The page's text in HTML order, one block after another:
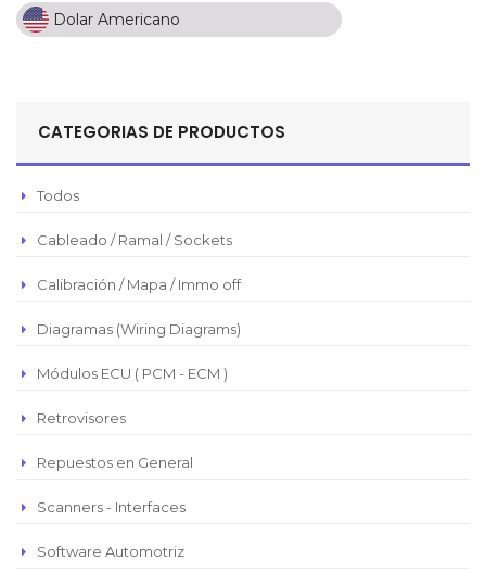
Dolar Americano
Dolar Americano
Pesos Mexicanos
Euro
Real Brasilero
CATEGORIAS DE PRODUCTOS
Todos
Cableado / Ramal / Sockets
Calibración / Mapa / Immo off
Diagramas (Wiring Diagrams)
Módulos ECU ( PCM - ECM )
Retrovisores
Repuestos en General
Scanners - Interfaces
Software Automotriz